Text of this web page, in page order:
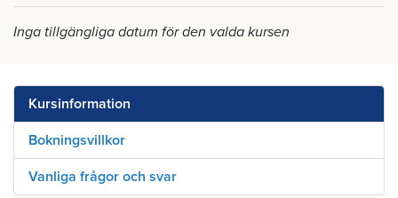
Inga tillgängliga datum för den valda kursen
Kursinformation
Bokningsvillkor
Vanliga frågor och svar